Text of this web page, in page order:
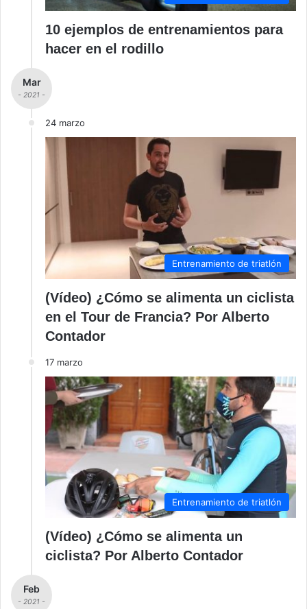
10 ejemplos de entrenamientos para
hacer en el rodillo
Mar
- 2021 -
24 marzo
Entrenamiento de triatlón
(Vídeo) ¿Cómo se alimenta un ciclista
en el Tour de Francia? Por Alberto
Contador
17 marzo
Entrenamiento de triatlón
(Vídeo) ¿Cómo se alimenta un
ciclista? Por Alberto Contador
Feb
- 2021 -